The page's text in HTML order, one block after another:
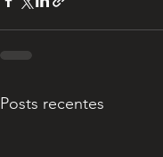
Posts recentes